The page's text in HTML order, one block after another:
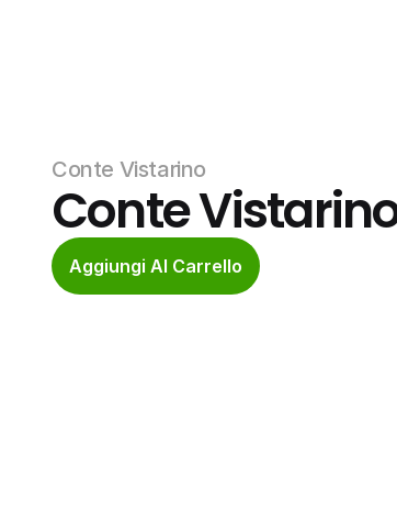
Conte Vistarino
Conte
Aggiungi Al Carrello